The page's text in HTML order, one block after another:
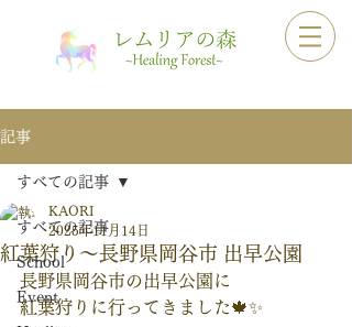
記事
すべての記事
School
Event
すべての記事
紅葉狩り〜長野県岡谷市 出早公園
KAORI
2025年11月14日
長野県岡谷市の出早公園に
紅葉狩りに行ってきました🍁✨